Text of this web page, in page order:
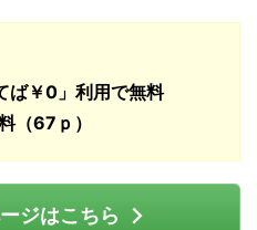
ば￥0」利用で無料
（67ｐ）
ジはこちら